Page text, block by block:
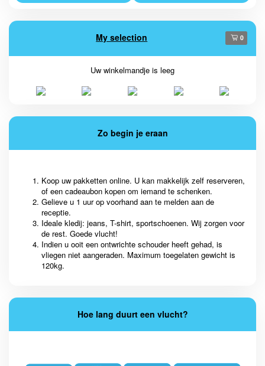
My selection 0
Uw winkelmandje is leeg
Zo begin je eraan
Koop uw pakketten online. U kan makkelijk zelf reserveren,
of een cadeaubon kopen om iemand te schenken.
Gelieve u 1 uur op voorhand aan te melden aan de
receptie.
Ideale kledij: jeans, T-shirt, sportschoenen. Wij zorgen voor
de rest. Goede vlucht!
Indien u ooit een ontwrichte schouder heeft gehad, is
vliegen niet aangeraden. Maximum toegelaten gewicht is
120kg.
Hoe lang duurt een vlucht?